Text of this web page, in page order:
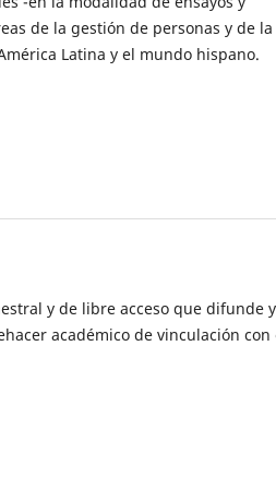
de la gestión de personas y de la
Latina y el mundo hispano.
y de libre acceso que difunde y
académico de vinculación con